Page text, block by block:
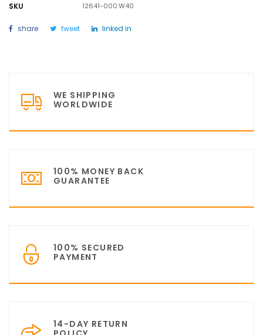
SKU 12641-000.W40
share tweet linked in
WE SHIPPING
WORLDWIDE
100% MONEY BACK
GUARANTEE
100% SECURED
PAYMENT
14-DAY RETURN